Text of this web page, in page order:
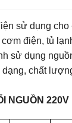
sử dụng
điện, tủ
sử dụng
chất
NGUỒN 220V